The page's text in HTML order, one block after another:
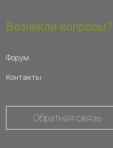
Возникли вопросы?
Форум
Контакты
Обратная связь